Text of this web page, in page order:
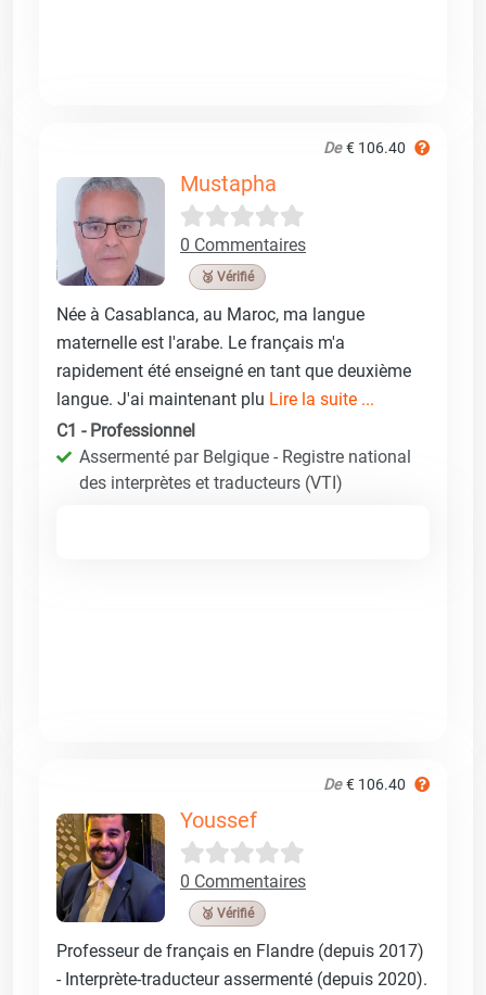
De € 106.40
Mustapha
0 Commentaires
🥉 Vérifié
Née à Casablanca, au Maroc, ma langue
maternelle est l'arabe. Le français m'a
rapidement été enseigné en tant que deuxième
langue. J'ai maintenant plu Lire la suite ...
C1 - Professionnel
Assermenté par Belgique - Registre national
des interprètes et traducteurs (VTI)
De € 106.40
Youssef
0 Commentaires
🥉 Vérifié
Professeur de français en Flandre (depuis 2017)
- Interprète-traducteur assermenté (depuis 2020).